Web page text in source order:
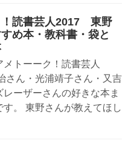
！読書芸人2017 東野
め本・教科書・袋と
トーーク！読書芸人
ん・光浦靖子さん・又吉
レーザーさんの好きな本ま
す。 東野さんが教えてほし